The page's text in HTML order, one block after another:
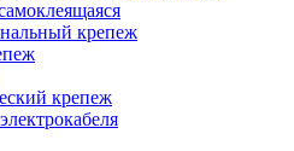
крепеж
крепеж